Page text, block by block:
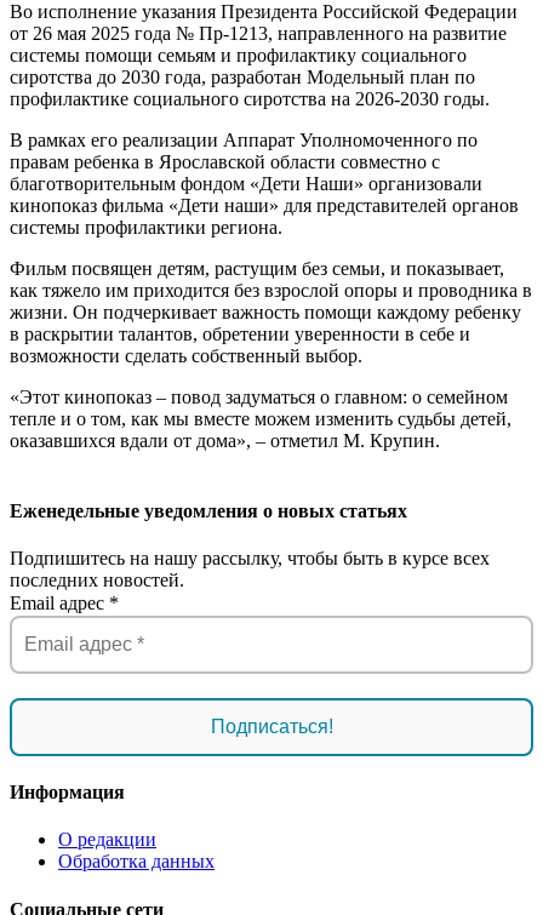
Во исполнение указания Президента Российской Федерации
от 26 мая 2025 года № Пр-1213, направленного на развитие
системы помощи семьям и профилактику социального
сиротства до 2030 года, разработан Модельный план по
профилактике социального сиротства на 2026-2030 годы.
В рамках его реализации Аппарат Уполномоченного по
правам ребенка в Ярославской области совместно с
благотворительным фондом «Дети Наши» организовали
кинопоказ фильма «Дети наши» для представителей органов
системы профилактики региона.
Фильм посвящен детям, растущим без семьи, и показывает,
как тяжело им приходится без взрослой опоры и проводника в
жизни. Он подчеркивает важность помощи каждому ребенку
в раскрытии талантов, обретении уверенности в себе и
возможности сделать собственный выбор.
«Этот кинопоказ – повод задуматься о главном: о семейном
тепле и о том, как мы вместе можем изменить судьбы детей,
оказавшихся вдали от дома», – отметил М. Крупин.
Еженедельные уведомления о новых статьях
Подпишитесь на нашу рассылку, чтобы быть в курсе всех
последних новостей.
Email адрес *
Информация
О редакции
Обработка данных
Социальные сети